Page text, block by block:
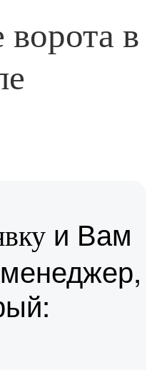
в
и Вам